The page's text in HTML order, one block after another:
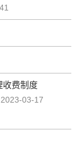
收费制度
03-17